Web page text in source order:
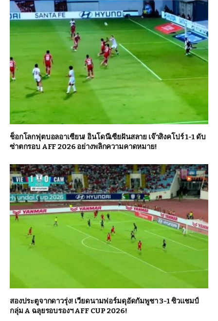
ช็อกโลกฟุตบอลอาเซียน! อินโดนีเซียฝันสลาย เจ๊าสิงคโปร์ 1-1 ดับ
ซ่าตกรอบ AFF 2026 อย่างพลิกความคาดหมาย!
สองประตูจากดาวรุ่ง! เวียดนามฟอร์มดุอัดกัมพูชา 3-1 ซิวแชมป์
กลุ่ม A ฉลุยรอบรองฯ AFF CUP 2026!